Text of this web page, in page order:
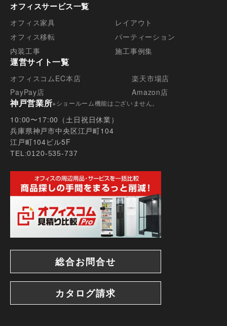
オフィスサービス一覧
オフィス家具
レイアウト
オフィス移転
パーティーション
内装工事
施工事例集
運営サイト一覧
オフィスコムEC本店
楽天市場店
PayPay店
Amazon店
神戸営業所※ショールーム機能はございません。
10:00〜17:00（土日祝日休業）
兵庫県神戸市中央区江戸町104
江戸町104ビル5F
TEL:0120-535-737
総合お問合せ
カタログ請求